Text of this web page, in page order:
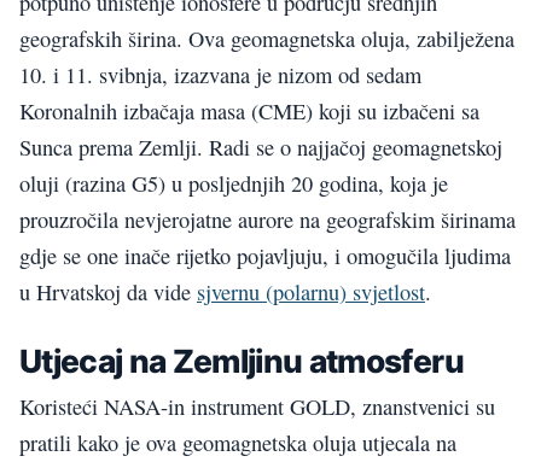
geografskih širina. Ova geomagnetska oluja, zabilježena
10. i 11. svibnja, izazvana je nizom od sedam
Koronalnih izbačaja masa (CME) koji su izbačeni sa
Sunca prema Zemlji. Radi se o najjačoj geomagnetskoj
oluji (razina G5) u posljednjih 20 godina, koja je
prouzročila nevjerojatne aurore na geografskim širinama
gdje se one inače rijetko pojavljuju, i omogučila ljudima
u Hrvatskoj da vide sjvernu (polarnu) svjetlost.
Utjecaj na Zemljinu atmosferu
Koristeći NASA-in instrument GOLD, znanstvenici su
pratili kako je ova geomagnetska oluja utjecala na